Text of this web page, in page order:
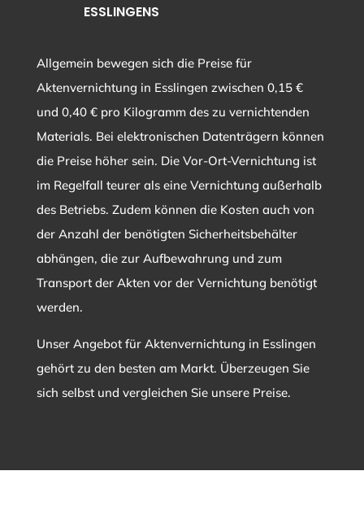
ESSLINGENS
Allgemein bewegen sich die Preise für
Aktenvernichtung in Esslingen zwischen 0,15 €
und 0,40 € pro Kilogramm des zu vernichtenden
Materials. Bei elektronischen Datenträgern können
die Preise höher sein. Die Vor-Ort-Vernichtung ist
im Regelfall teurer als eine Vernichtung außerhalb
des Betriebs. Zudem können die Kosten auch von
der Anzahl der benötigten Sicherheitsbehälter
abhängen, die zur Aufbewahrung und zum
Transport der Akten vor der Vernichtung benötigt
werden.
Unser Angebot für Aktenvernichtung in Esslingen
gehört zu den besten am Markt. Überzeugen Sie
sich selbst und vergleichen Sie unsere Preise.